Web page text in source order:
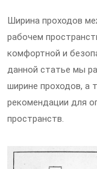
Ширина проходов
рабочем
комфортной и
данной статье мы
ширине проходов, а
рекомендации для
пространств.